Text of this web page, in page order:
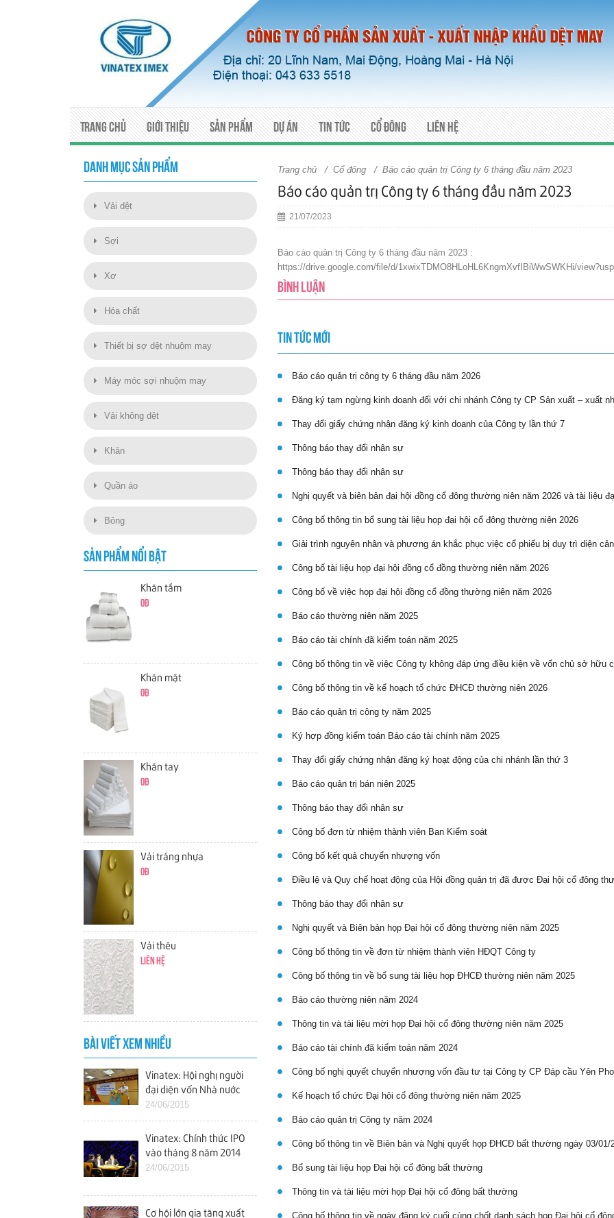
Trang chủ Giới thiệu Sản phẩm Dự án Tin tức Cổ đông Liên hệ
DANH MỤC SẢN PHẨM
Vải dệt
Sợi
Xơ
Hóa chất
Thiết bị sợ dệt nhuộm may
Máy móc sợi nhuộm may
Vải không dệt
Khăn
Quần áo
Bông
SẢN PHẨM NỔI BẬT
Khăn tắm
0đ
Khăn mặt
0đ
Khăn tay
0đ
Vải tráng nhựa
0đ
Vải thêu
Liên hệ
BÀI VIẾT XEM NHIỀU
Vinatex: Hội nghị người
đại diện vốn Nhà nước
tại các doanh nghiệp
24/06/2015
Vinatex: Chính thức IPO
vào tháng 8 năm 2014
24/06/2015
Cơ hội lớn gia tăng xuất
Trang chủ/ Cổ đông / Báo cáo quản trị Công ty 6 tháng đầu năm 2023
Báo cáo quản trị Công ty 6 tháng đầu năm 2023
21/07/2023
Báo cáo quản trị Công ty 6 tháng đầu năm 2023 :
https://drive.google.com/file/d/1xwixTDMO8HLoHL6KngmXvfIBiWwSWKHi/
BÌNH LUẬN
TIN TỨC MỚI
Báo cáo quản trị công ty 6 tháng đầu năm 2026
Đăng ký tạm ngừng kinh doanh đối với chi nhánh Công ty CP Sản xuất – xuất
Thay đổi giấy chứng nhận đăng ký kinh doanh của Công ty lần thứ 7
Thông báo thay đổi nhân sự
Thông báo thay đổi nhân sự
Nghị quyết và biên bản đại hội đồng cổ đông thường niên năm 2026 và tài liệu
Công bố thông tin bổ sung tài liệu họp đại hội cổ đông thường niên 2026
Giải trình nguyên nhân và phương án khắc phục việc cổ phiếu bị duy trì diện
Công bố tài liệu họp đại hội đồng cổ đồng thường niên năm 2026
Công bố về việc họp đại hội đồng cổ đồng thường niên năm 2026
Báo cáo thường niên năm 2025
Báo cáo tài chính đã kiểm toán năm 2025
Công bố thông tin về việc Công ty không đáp ứng điều kiện về vốn chủ sở hữu
Công bố thông tin về kế hoạch tổ chức ĐHCĐ thường niên 2026
Báo cáo quản trị công ty năm 2025
Ký hợp đồng kiểm toán Báo cáo tài chính năm 2025
Thay đổi giấy chứng nhận đăng ký hoạt động của chi nhánh lần thứ 3
Báo cáo quản trị bán niên 2025
Thông báo thay đổi nhân sự
Công bố đơn từ nhiệm thành viên Ban Kiểm soát
Công bố kết quả chuyển nhượng vốn
Điều lệ và Quy chế hoạt động của Hội đồng quản trị đã được Đại hội cổ đông
Thông báo thay đổi nhân sự
Nghị quyết và Biên bản họp Đại hội cổ đông thường niên năm 2025
Công bố thông tin về đơn từ nhiệm thành viên HĐQT Công ty
Công bố thông tin về bổ sung tài liệu họp ĐHCĐ thường niên năm 2025
Báo cáo thường niên năm 2024
Thông tin và tài liệu mời họp Đại hội cổ đông thường niên năm 2025
Báo cáo tài chính đã kiểm toán năm 2024
Công bố nghị quyết chuyển nhượng vốn đầu tư tại Công ty CP Đáp cầu Yên
Kế hoạch tổ chức Đại hội cổ đông thường niên năm 2025
Báo cáo quản trị Công ty năm 2024
Công bố thông tin về Biên bản và Nghị quyết họp ĐHCĐ bất thường ngày 03/01/
Bổ sung tài liệu họp Đại hội cổ đông bất thường
Thông tin và tài liệu mời họp Đại hội cổ đông bất thường
Công bố thông tin về ngày đăng ký cuối cùng chốt danh sách họp Đại hội cổ